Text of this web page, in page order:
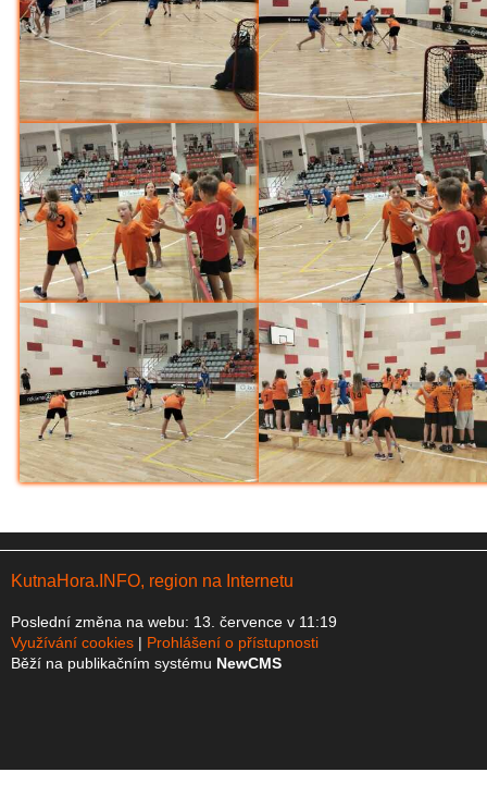
KutnaHora.INFO, region na Internetu
Poslední změna na webu: 13. července v 11:19
Využívání cookies
Prohlášení o přístupnosti
Běží na publikačním systému NewCMS